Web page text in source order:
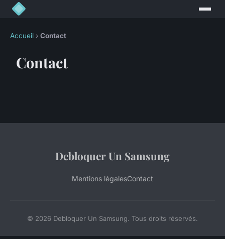
Accueil › Contact
Contact
Debloquer Un Samsung
Mentions légalesContact
© 2026 Debloquer Un Samsung. Tous droits réservés.